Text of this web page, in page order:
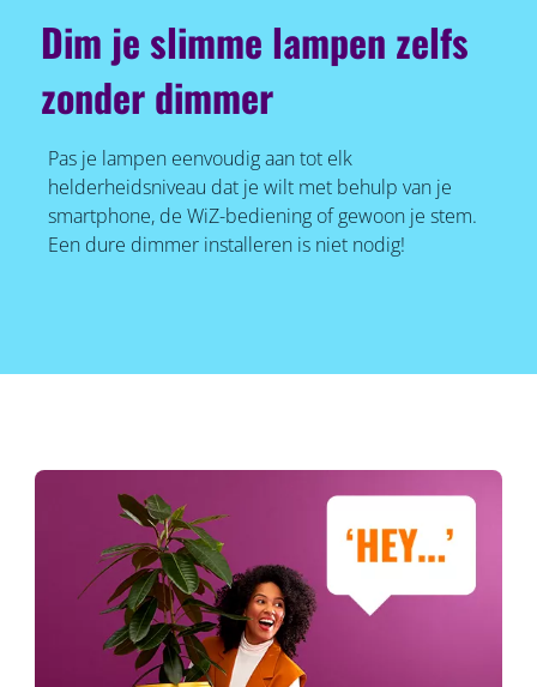
Dim je slimme lampen zelfs
zonder dimmer
Pas je lampen eenvoudig aan tot elk
helderheidsniveau dat je wilt met behulp van je
smartphone, de WiZ-bediening of gewoon je stem.
Een dure dimmer installeren is niet nodig!